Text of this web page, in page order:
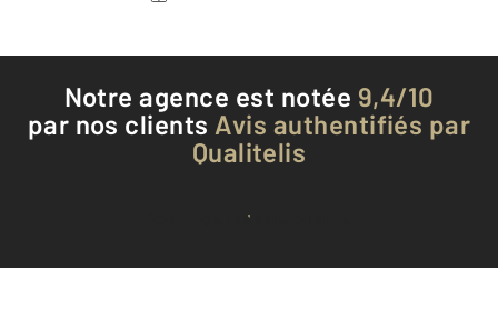
Notre agence est notée 9,4/10
par nos clients Avis authentifiés par
Qualitelis
Voir tous les avis clients